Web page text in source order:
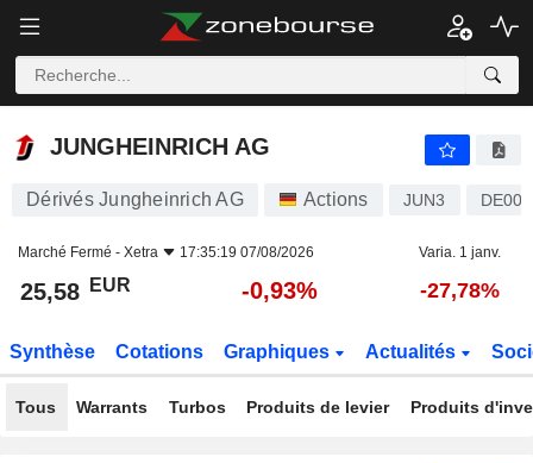
JUNGHEINRICH AG
JUNGHEINRICH AG
Dérivés Jungheinrich AG Actions JUN3
Marché Fermé - Xetra 17:35:19 07/08/2026 Varia. 1 janv.
25,58 EUR -0,93% -27,78%
Synthèse Cotations Graphiques Actualités
Tous Warrants Turbos Produits de levier Produits